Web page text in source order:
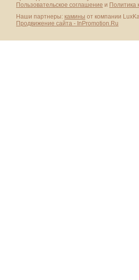
Пользовательское соглашение и Политика
Наши партнеры: камины от компании
Продвижение сайта - InPromotion.Ru